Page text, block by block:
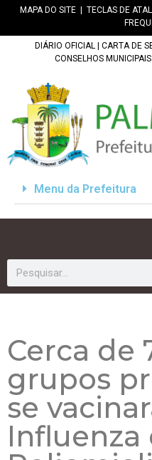
MAPA DO SITE TECLAS DE
DIÁRIO OFICIAL CARTA DE
CONSELHOS MUNICIPAIS
Menu da Prefeitura
Cerca de
grupos
se
Influenza